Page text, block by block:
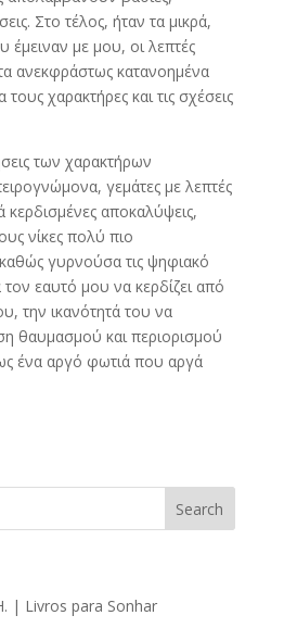
Στο τέλος, ήταν τα μικρά,
έμειναν με μου, οι λεπτές
ανεκφράστως κατανοημένα
χαρακτήρες και τις σχέσεις
των χαρακτήρων
γεμάτες με λεπτές
κερδισμένες αποκαλύψεις,
νίκες πολύ πιο
καθώς γυρνούσα τις ψηφιακό
εαυτό μου να κερδίζει από
την ικανότητά του να
θαυμασμού και περιορισμού
ένα αργό φωτιά που αργά
| Livros para Sonhar